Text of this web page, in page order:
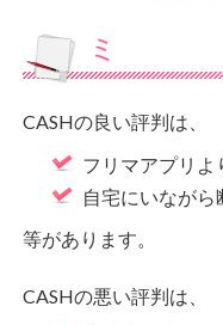
ミ
CASHの良い評判は、
フリマアプリよ
自宅にいながら
等があります。
CASHの悪い評判は、